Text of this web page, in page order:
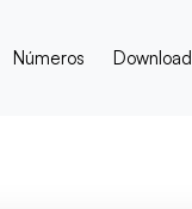
Números Download